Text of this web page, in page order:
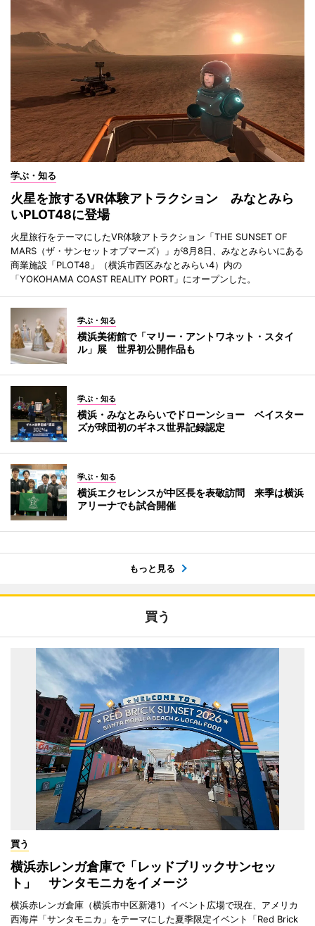
学ぶ・知る
火星を旅するVR体験アトラクション みなとみら
いPLOT48に登場
火星旅行をテーマにしたVR体験アトラクション「THE SUNSET OF
MARS（ザ・サンセットオブマーズ）」が8月8日、みなとみらいにある
商業施設「PLOT48」（横浜市西区みなとみらい4）内の
「YOKOHAMA COAST REALITY PORT」にオープンした。
学ぶ・知る
横浜美術館で「マリー・アントワネット・スタイ
ル」展 世界初公開作品も
学ぶ・知る
横浜・みなとみらいでドローンショー ベイスター
ズが球団初のギネス世界記録認定
学ぶ・知る
横浜エクセレンスが中区長を表敬訪問 来季は横浜
アリーナでも試合開催
もっと見る
買う
買う
横浜赤レンガ倉庫で「レッドブリックサンセッ
ト」 サンタモニカをイメージ
横浜赤レンガ倉庫（横浜市中区新港1）イベント広場で現在、アメリカ
西海岸「サンタモニカ」をテーマにした夏季限定イベント「Red Brick